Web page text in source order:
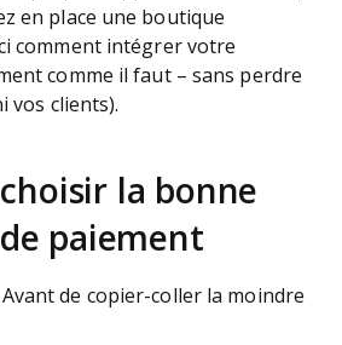
en place une boutique
comment intégrer votre
comme il faut – sans perdre
vos clients).
la bonne
paiement
de copier-coller la moindre